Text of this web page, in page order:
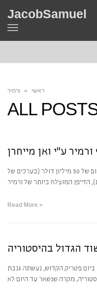
JacobSamuel
Toggle
ראשי » ורמיר
ALL
ורמיר ע”י ואן מייחרן
ואן מייחרן גרף מן המכירות של הזיופים סכום של 50 מיליון דולר (בערכים של
הזייפן המוצלח ביותר של ורמיר
Read More »
הגדול בהיסטוריה
בשעה 1:24 בלילה, ב-18 למרץ 1990 ביום פטריק הקדוש, נעשתה גנבת
מקרה שנשאר עד היום לא